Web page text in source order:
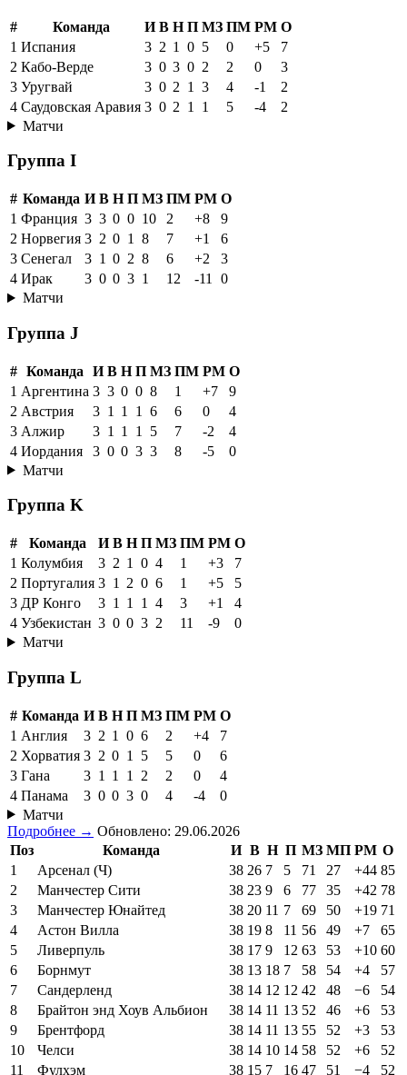
# Команда И В Н П МЗ ПМ РМ О
1 Испания 3 2 1 0 5 0 +5
7
2 Кабо-Верде 3 0 3 0 2 2 0
3
3 Уругвай 3 0 2 1 3 4 -1
2
4 Саудовская Аравия 3 0 2 1 1 5 -4
2
Матчи
Группа I
# Команда И В Н П МЗ ПМ РМ О
1 Франция 3 3 0 0 10 2 +8
9
2 Норвегия 3 2 0 1 8 7 +1
6
3 Сенегал 3 1 0 2 8 6 +2
3
4 Ирак 3 0 0 3 1 12 -11
0
Матчи
Группа J
# Команда И В Н П МЗ ПМ РМ О
1 Аргентина 3 3 0 0 8 1 +7
9
2 Австрия 3 1 1 1 6 6 0
4
3 Алжир 3 1 1 1 5 7 -2
4
4 Иордания 3 0 0 3 3 8 -5
0
Матчи
Группа K
# Команда И В Н П МЗ ПМ РМ О
1 Колумбия 3 2 1 0 4 1 +3
7
2 Португалия 3 1 2 0 6 1 +5
5
3 ДР Конго 3 1 1 1 4 3 +1
4
4 Узбекистан 3 0 0 3 2 11 -9
0
Матчи
Группа L
# Команда И В Н П МЗ ПМ РМ О
1 Англия 3 2 1 0 6 2 +4
7
2 Хорватия 3 2 0 1 5 5 0
6
3 Гана 3 1 1 1 2 2 0
4
4 Панама 3 0 0 3 0 4 -4
0
Матчи
Подробнее → Обновлено: 29.06.2026
Поз
Команда И В Н П МЗ МП РМ О
1
Арсенал (Ч) 38 26 7 5 71 27 +44 85
2
Манчестер Сити 38 23 9 6 77 35 +42 78
3
Манчестер Юнайтед 38 20 11 7 69 50 +19 71
4
Астон Вилла 38 19 8 11 56 49 +7
65
5
Ливерпуль 38 17 9 12 63 53 +10 60
6
Борнмут 38 13 18 7 58 54 +4
57
7
Сандерленд 38 14 12 12 42 48 −6
54
8
Брайтон энд Хоув Альбион 38 14 11 13 52 46 +6
53
9
Брентфорд 38 14 11 13 55 52 +3
53
10
Челси 38 14 10 14 58 52 +6
52
11
Фулхэм 38 15 7 16 47 51 −4 52